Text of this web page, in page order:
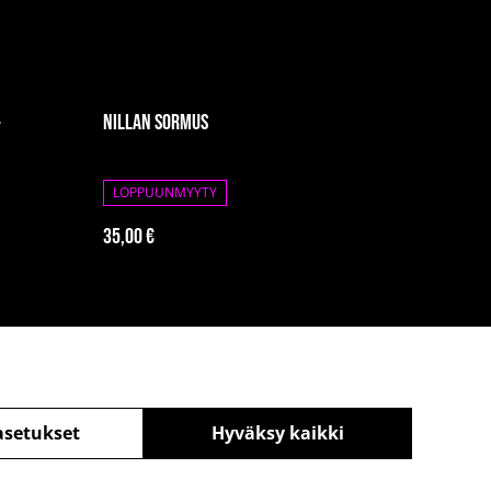
Nillan sormus
LOPPUUNMYYTY
35,00 €
Hyväksy kaikki